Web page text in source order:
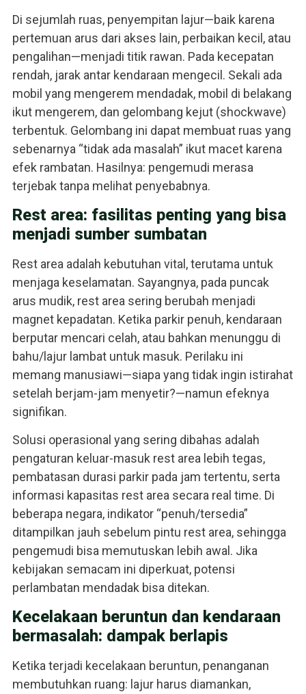
Di sejumlah ruas, penyempitan lajur—baik karena
pertemuan arus dari akses lain, perbaikan kecil, atau
pengalihan—menjadi titik rawan. Pada kecepatan
rendah, jarak antar kendaraan mengecil. Sekali ada
mobil yang mengerem mendadak, mobil di belakang
ikut mengerem, dan gelombang kejut (shockwave)
terbentuk. Gelombang ini dapat membuat ruas yang
sebenarnya “tidak ada masalah” ikut macet karena
efek rambatan. Hasilnya: pengemudi merasa
terjebak tanpa melihat penyebabnya.
Rest area: fasilitas penting yang bisa
menjadi sumber sumbatan
Rest area adalah kebutuhan vital, terutama untuk
menjaga keselamatan. Sayangnya, pada puncak
arus mudik, rest area sering berubah menjadi
magnet kepadatan. Ketika parkir penuh, kendaraan
berputar mencari celah, atau bahkan menunggu di
bahu/lajur lambat untuk masuk. Perilaku ini
memang manusiawi—siapa yang tidak ingin istirahat
setelah berjam-jam menyetir?—namun efeknya
signifikan.
Solusi operasional yang sering dibahas adalah
pengaturan keluar-masuk rest area lebih tegas,
pembatasan durasi parkir pada jam tertentu, serta
informasi kapasitas rest area secara real time. Di
beberapa negara, indikator “penuh/tersedia”
ditampilkan jauh sebelum pintu rest area, sehingga
pengemudi bisa memutuskan lebih awal. Jika
kebijakan semacam ini diperkuat, potensi
perlambatan mendadak bisa ditekan.
Kecelakaan beruntun dan kendaraan
bermasalah: dampak berlapis
Ketika terjadi kecelakaan beruntun, penanganan
membutuhkan ruang: lajur harus diamankan,